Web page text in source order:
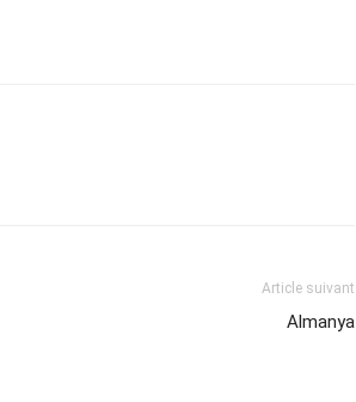
Article suivant
Almanya